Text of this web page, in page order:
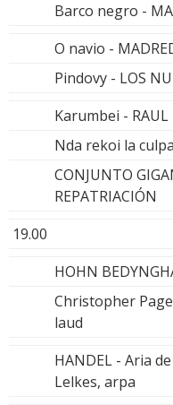
Barco negro -
O navio -
Pindovy - LOS
Karumbei - RAUL
Nda rekoi la culpa
CONJUNTO
REPATRIACIÓN
19.00
HOHN
Christopher
laud
HANDEL - Aria
Lelkes, arpa